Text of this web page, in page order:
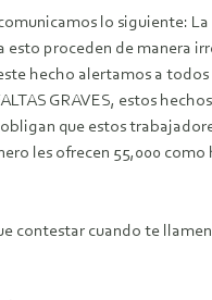
lo siguiente:
esto proceden de manera
hecho alertamos a
GRAVES, estos
que estos
les ofrecen 55,000
contestar cuando te llamen